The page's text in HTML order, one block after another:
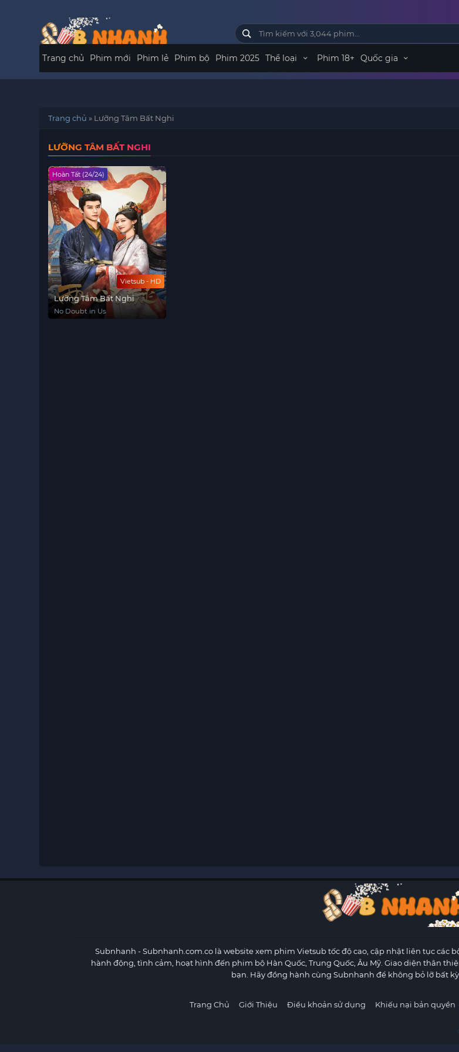
Trang chủ Phim mới Phim lẻ Phim bộ Phim 2025 Thể loại Phim 18+ Quốc gia
Trang chủ » Lưỡng Tâm Bất Nghi
LƯỠNG TÂM BẤT NGHI
Vietsub - HD
Hoàn Tất (24/24)
Lưỡng Tâm Bất Nghi
No Doubt in Us
Subnhanh - Subnhanh.com.co là website xem phim Vietsub tốc độ cao, cập nhật liên tục
hành động, tình cảm, hoạt hình đến phim bộ Hàn Quốc, Trung Quốc, Âu Mỹ. Giao diện thân
bạn. Hãy đồng hành cùng Subnhanh để không bỏ lỡ bất
Trang Chủ Giới Thiệu Điều khoản sử dụng Khiếu nại bản quyền